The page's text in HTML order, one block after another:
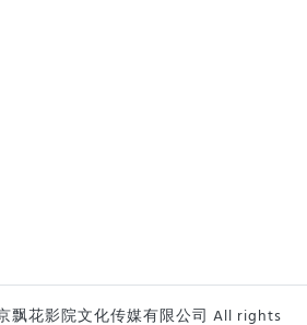
飘花影院文化传媒有限公司 All rights